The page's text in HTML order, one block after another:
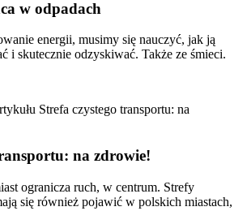
w odpadach
energii, musimy się nauczyć, jak ją
i skutecznie odzyskiwać. Także ze śmieci.
na zdrowie!
ogranicza ruch, w centrum. Strefy
się również pojawić w polskich miastach,